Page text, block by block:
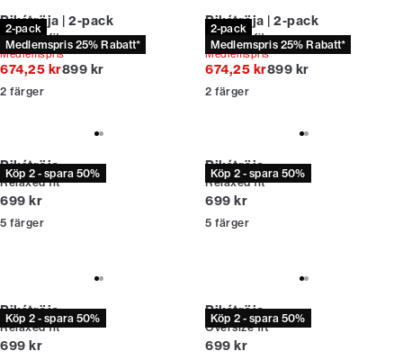
2-pack
Medlemspris 25% Rabatt*
Pikétröja | 2-pack
Relaxed fit
Medlemspris*
674,25 krOriginalpris
899 kr
2 färger
2-pack
Medlemspris 25% Rabatt*
Pikétröja | 2-pack
Relaxed fit
Medlemspris*
674,25 krOriginalpris
899 kr
2 färger
Köp 2 - spara 50%
Pikétröja
Relaxed fit
Nuvarande pris
699 kr
5 färger
Köp 2 - spara 50%
Pikétröja
Relaxed fit
Nuvarande pris
699 kr
5 färger
Köp 2 - spara 50%
Pikétröja
Relaxed fit
Nuvarande pris
699 kr
Köp 2 - spara 50%
Pikétröja
Oversize fit
Nuvarande pris
699 kr